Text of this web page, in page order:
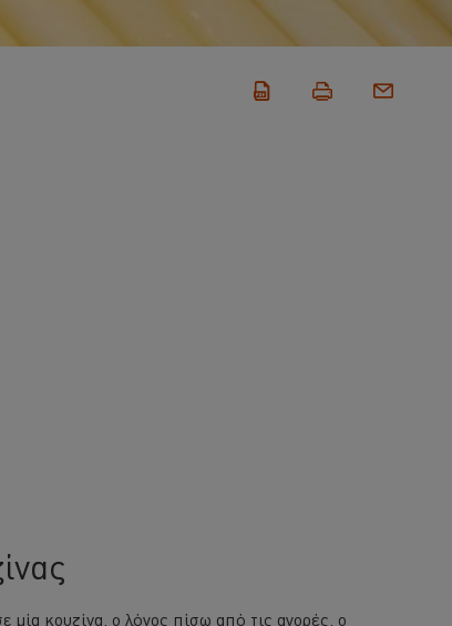
μία κουζίνα, ο λόγος πίσω από τις αγορές, ο